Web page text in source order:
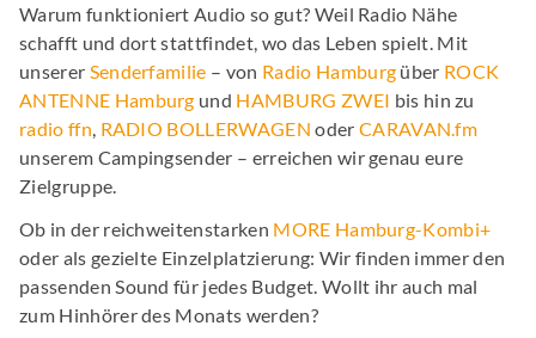
Warum funktioniert Audio so gut? Weil Radio Nähe
schafft und dort stattfindet, wo das Leben spielt. Mit
unserer Senderfamilie – von Radio Hamburg über ROCK
ANTENNE Hamburg und HAMBURG ZWEI bis hin zu
radio ffn, RADIO BOLLERWAGEN oder CARAVAN.fm
unserem Campingsender – erreichen wir genau eure
Zielgruppe.
Ob in der reichweitenstarken MORE Hamburg-Kombi+
oder als gezielte Einzelplatzierung: Wir finden immer den
passenden Sound für jedes Budget. Wollt ihr auch mal
zum Hinhörer des Monats werden?